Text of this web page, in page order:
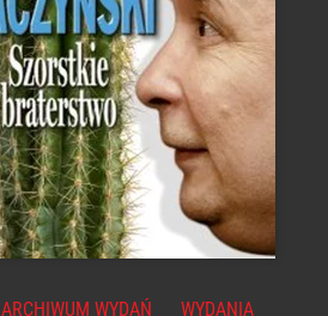
ARCHIWUM WYDAŃ
WYDANIA